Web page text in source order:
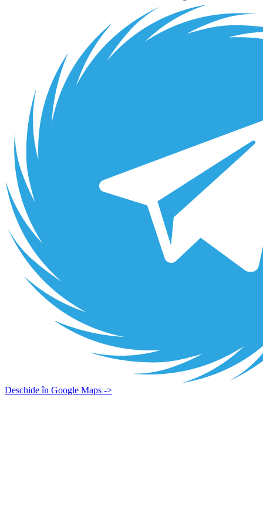
Deschide în Google Maps ->